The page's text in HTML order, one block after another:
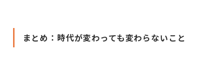
まとめ：時代が変わっても変わらないこと